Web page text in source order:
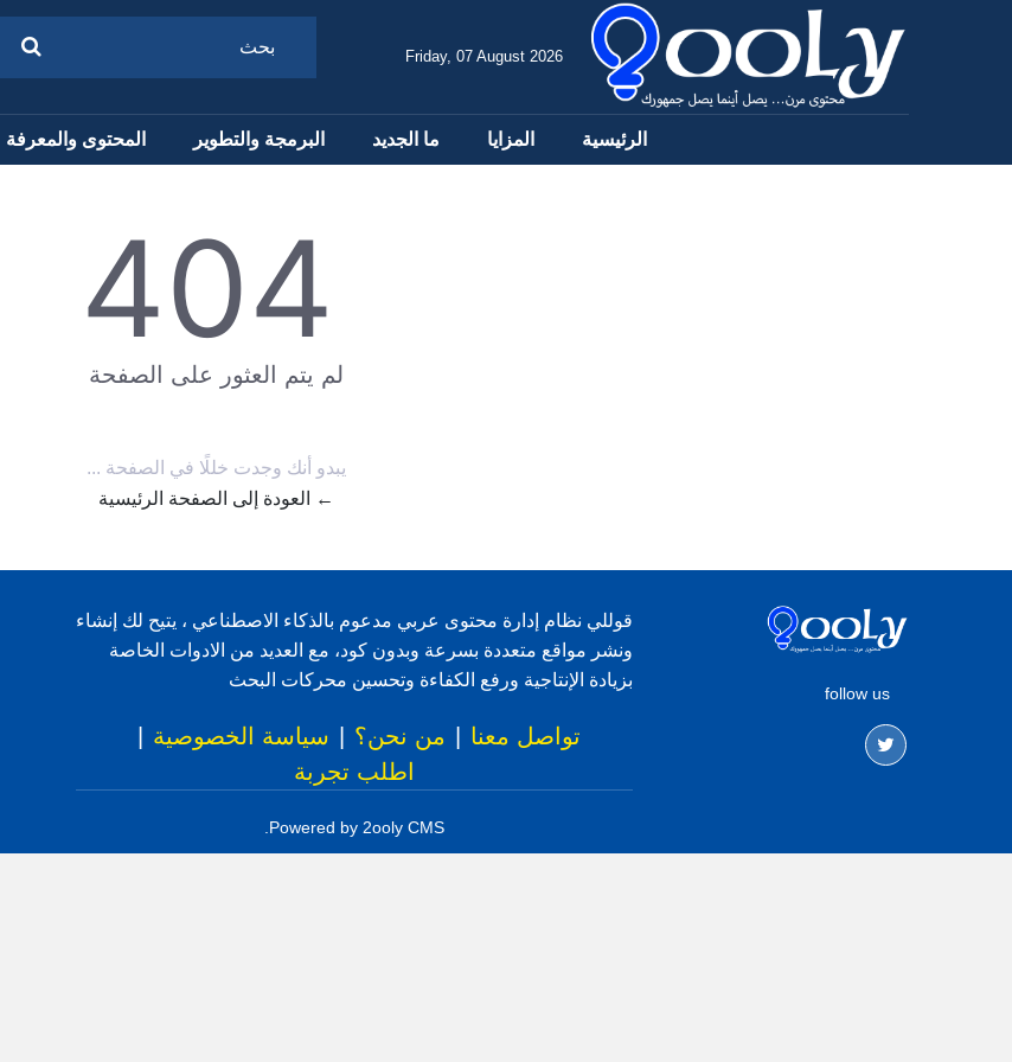
Friday, 07 August 2026
الرئيسية المزايا ما الجديد البرمجة والتطوير المحتوى والمعرفة
404
لم يتم العثور على الصفحة
يبدو أنك وجدت خللًا في الصفحة ...
← العودة إلى الصفحة الرئيسية
follow us
قوللي نظام إدارة محتوى عربي مدعوم بالذكاء الاصطناعي ، يتيح لك إنشاء
ونشر مواقع متعددة بسرعة وبدون كود، مع العديد من الادوات الخاصة
بزيادة الإنتاجية ورفع الكفاءة وتحسين محركات البحث
تواصل معنا من نحن؟ سياسة الخصوصية
اطلب تجربة
Powered by 2ooly CMS.